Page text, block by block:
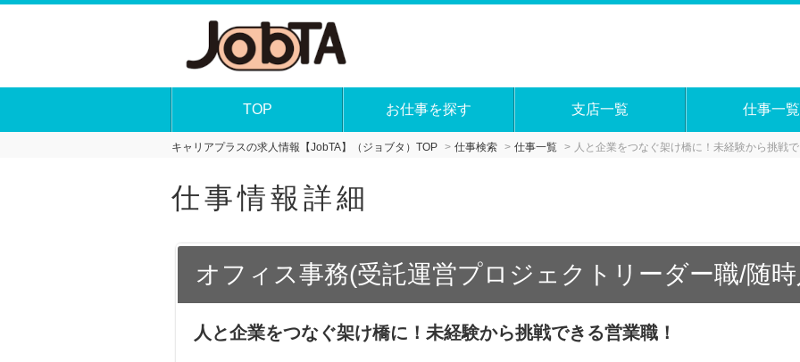
TOP お仕事を探す 支店一覧 仕事一覧
キャリアプラスの求人情報【JobTA】（ジョブタ）TOP 仕事検索 仕事一覧 人と企業をつなぐ架け橋に！未経験から挑戦
仕事情報詳細
オフィス事務(受託運営プロジェクトリーダー職/随
人と企業をつなぐ架け橋に！未経験から挑戦できる営業職！